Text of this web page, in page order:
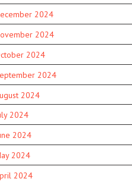
2024
2024
2024
2024
2024
2024
2024
2024
2024